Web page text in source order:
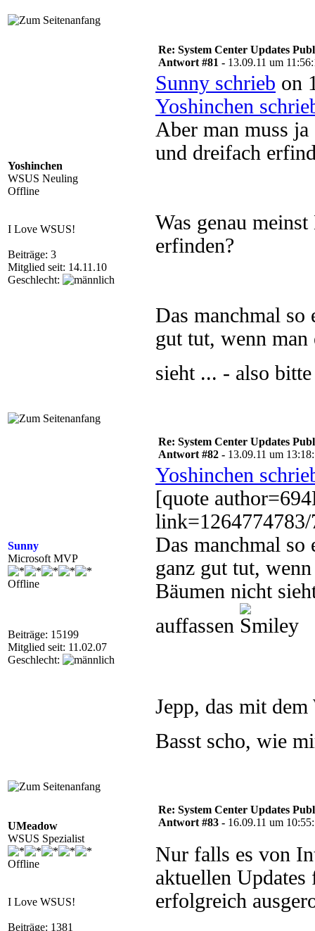
Yoshinchen
WSUS Neuling
Offline
I Love WSUS!
Beiträge: 3
Mitglied seit: 14.11.10
Geschlecht:
Re: System Center Updates
Antwort #81 - 13.09.11 um
Sunny schrieb on
Yoshinchen
Aber man muss
und dreifach
Was genau
erfinden?
Das manchmal
gut tut, wenn
sieht ... - also
Sunny
Microsoft MVP
Offline
Beiträge: 15199
Mitglied seit: 11.02.07
Geschlecht:
Re: System Center Updates
Antwort #82 - 13.09.11 um
Yoshinchen
[quote
Das manchmal
ganz gut tut,
Bäumen nicht
auffassen
Jepp, das mit
Basst scho, wie
UMeadow
WSUS Spezialist
Offline
I Love WSUS!
Beiträge: 1381
Re: System Center Updates
Antwort #83 - 16.09.11 um
Nur falls es von
aktuellen Updates
erfolgreich